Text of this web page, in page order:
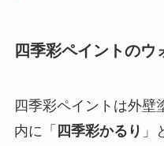
四季彩ペイントのウ
四季彩ペイントは外壁
内に「 四季彩かるり 」